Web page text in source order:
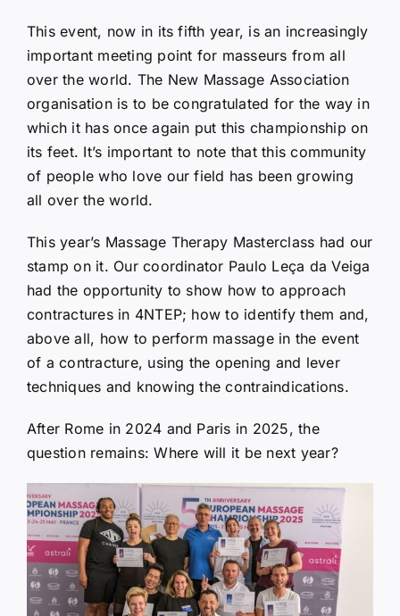
This event, now in its fifth year, is an increasingly
important meeting point for masseurs from all
over the world. The New Massage Association
organisation is to be congratulated for the way in
which it has once again put this championship on
its feet. It’s important to note that this community
of people who love our field has been growing
all over the world.
This year’s Massage Therapy Masterclass had our
stamp on it. Our coordinator Paulo Leça da Veiga
had the opportunity to show how to approach
contractures in 4NTEP; how to identify them and,
above all, how to perform massage in the event
of a contracture, using the opening and lever
techniques and knowing the contraindications.
After Rome in 2024 and Paris in 2025, the
question remains: Where will it be next year?